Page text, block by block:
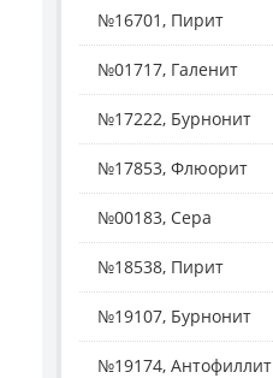
№16701, Пирит
№01717, Галенит
№17222, Бурнонит
№17853, Флюорит
№00183, Сера
№18538, Пирит
№19107, Бурнонит
№19174, Антофиллит